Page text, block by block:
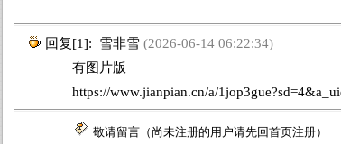
回复[1]: 雪非雪(2026-06-14 06:22:34)
有图片版
https://www.jianpian.cn/a/
敬请留言（尚未注册的用户请先回首页注册）